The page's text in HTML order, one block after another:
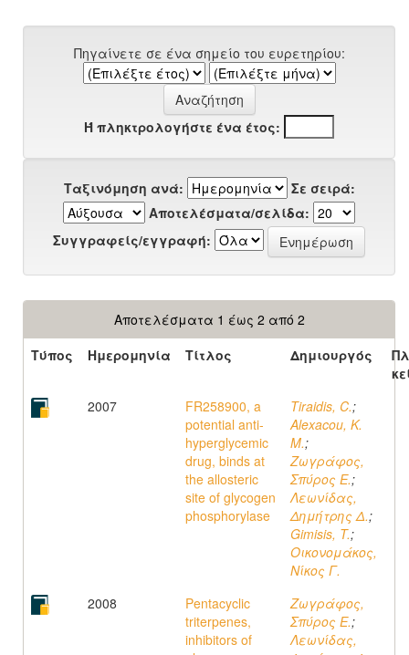
Πηγαίνετε σε ένα σημείο του ευρετηρίου:
Ή πληκτρολογήστε ένα έτος:
Ταξινόμηση ανά:
Σε σειρά:
Αποτελέσματα/σελίδα:
Συγγραφείς/εγγραφή:
Αποτελέσματα 1 έως 2 από 2
Τύπος
Ημερομηνία Τίτλος Δημιουργός
2007
FR258900, a
potential anti-
hyperglycemic
drug, binds at
the allosteric
site of glycogen
phosphorylase
Tiraidis, C.;
Alexacou, K.
M.;
Ζωγράφος,
Σπύρος Ε.;
Λεωνίδας,
Δημήτρης Δ.;
Gimisis, T.;
Οικονομάκος,
Νίκος Γ.
2008
Pentacyclic
triterpenes,
inhibitors of
Ζωγράφος,
Σπύρος Ε.;
Λεωνίδας,